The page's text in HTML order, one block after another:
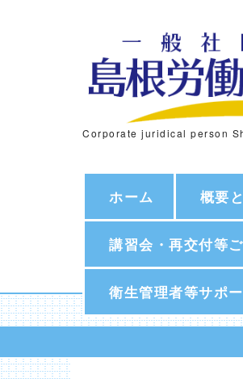
Corporate juridical person
ホーム 概要
講習会・再交付等
衛生管理者等サポ